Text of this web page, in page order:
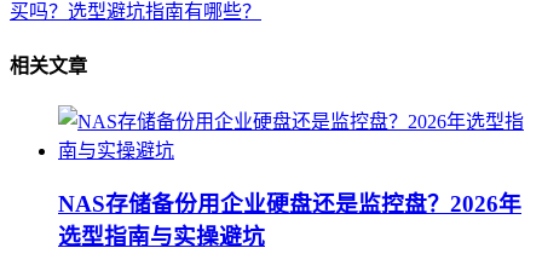
买吗？选型避坑指南有哪些？
相关文章
NAS存储备份用企业硬盘还是监控盘？2026年
选型指南与实操避坑